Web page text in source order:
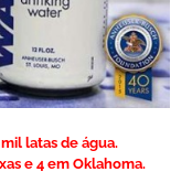
latas de água.
e 4 em Oklahoma.